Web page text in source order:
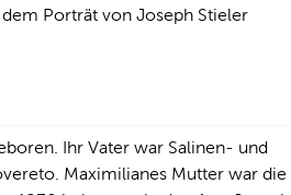
Porträt von Joseph Stieler
Ihr Vater war Salinen- und
Maximilianes Mutter war die